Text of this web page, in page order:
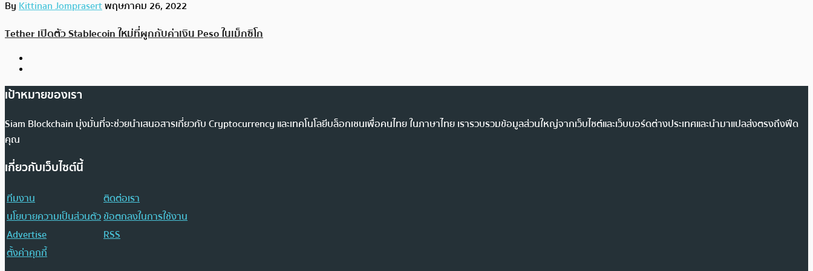
ByKittinan Jomprasertพฤษภาคม 26, 2022
Tether เปิดตัว Stablecoin ใหม่ที่ผูกกับค่าเงิน Peso ในเม็กซิโก
เป้าหมายของเรา
Siam Blockchain มุ่งมั่นที่จะช่วยนำเสนอสารเกี่ยวกับ Cryptocurrency และเทคโนโลยีบล็อกเชนเพื่อคนไทย ในภาษาไทย เรารวบรวมข้อมูลส่วนใหญ่จากเว็บไซต์และเว็บบอร์ดต่างประเทศและนำมาแปลส่งตรงถึงฟีด
คุณ
เกี่ยวกับเว็บไซต์นี้
ทีมงาน
ติดต่อเรา
นโยบายความเป็นส่วนตัวข้อตกลงในการใช้งาน
Advertise
RSS
ตั้งค่าคุกกี้